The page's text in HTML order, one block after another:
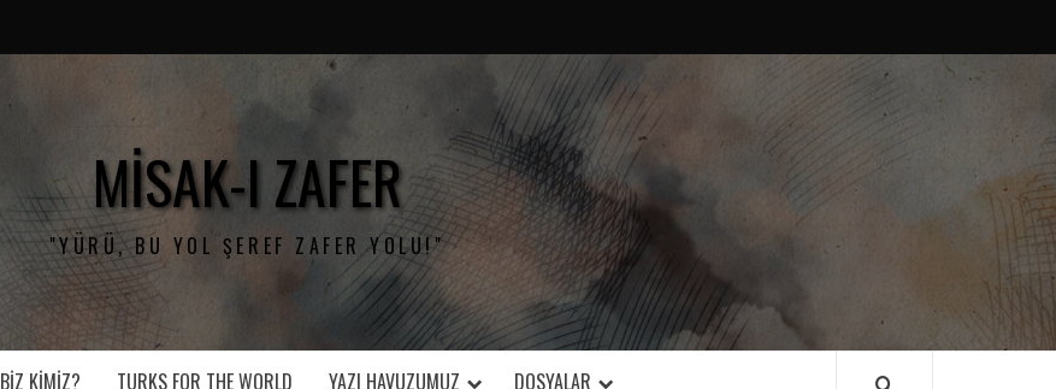
MISAK-I ZAFER
"YÜRÜ, BU YOL ŞEREF ZAFER YOLU!"
BIZ KIMIZ? TURKS FOR THE WORLD YAZI HAVUZUMUZ DOSYALAR